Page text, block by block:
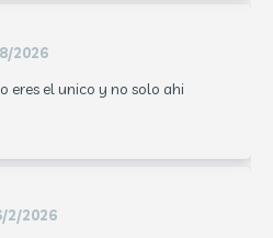
2026
eres el unico y no solo ahi
2/2026